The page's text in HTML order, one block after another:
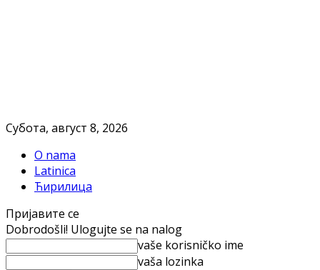
Субота, август 8, 2026
O nama
Latinica
Ћирилица
Пријавите се
Dobrodošli! Ulogujte se na nalog
vaše korisničko ime
vaša lozinka